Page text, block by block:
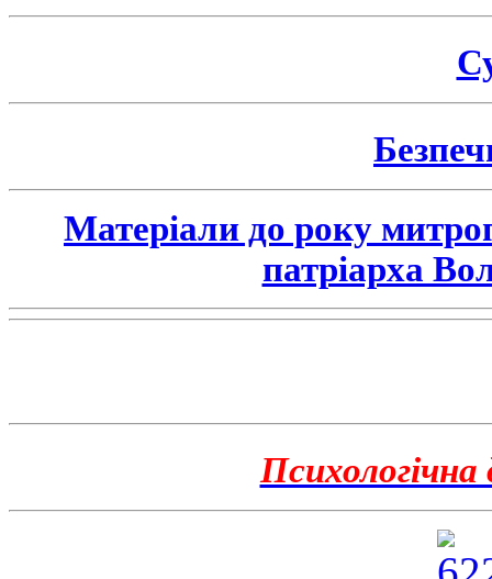
Матеріали до року
патріарха
Психологічна